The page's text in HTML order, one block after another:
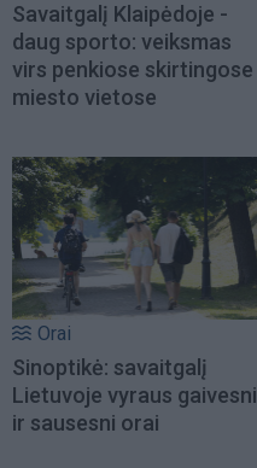
Savaitgalį Klaipėdoje -
daug sporto: veiksmas
virs penkiose skirtingose
miesto vietose
Orai
Sinoptikė: savaitgalį
Lietuvoje vyraus gaivesni
ir sausesni orai